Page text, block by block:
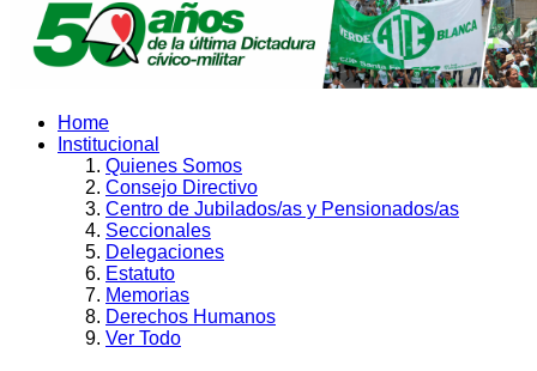
Home
Institucional
Quienes Somos
Consejo Directivo
Centro de Jubilados/as y Pensionados/as
Seccionales
Delegaciones
Estatuto
Memorias
Derechos Humanos
Ver Todo